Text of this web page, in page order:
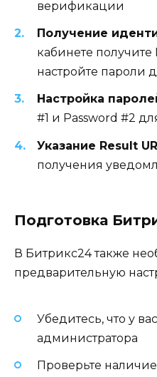
верификации
Получение
кабинете
настройте пароли
Настройка
#1 и Password #2
Указание Result
получения
Подготовка
В Битрикс24 также
предварительную
Убедитесь, что у
администратора
Проверьте